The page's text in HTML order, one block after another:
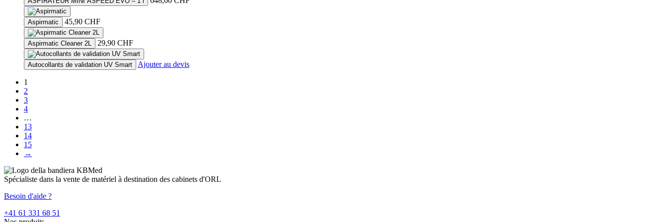
Aspirmatic 45,90 CHF
Aspirmatic Cleaner 2L 29,90 CHF
Autocollants de validation UV Smart Ajouter au devis
1
2
3
4
…
13
14
15
→
Spécialiste dans la vente de matériel à destination des cabinets d'ORL
Besoin d'aide ?
+41 61 331 68 51